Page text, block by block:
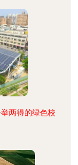
两得的绿色校